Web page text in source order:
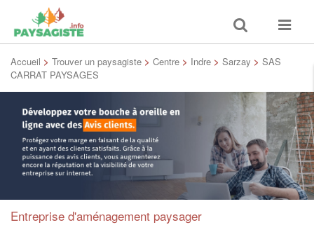
Toggle
search
Toggle
Accueil > Trouver un paysagiste > Centre > Indre > Sarzay > SAS
CARRAT PAYSAGES
Entreprise d'aménagement paysager